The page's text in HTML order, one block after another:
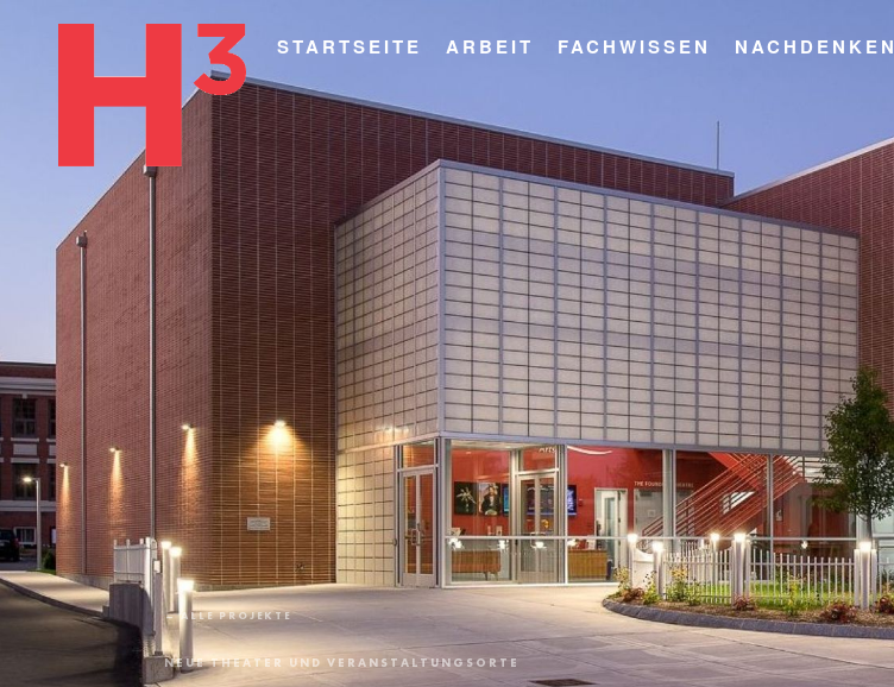
STARTSEITE ARBEIT FACHWISSEN NACHDENKEN
← ALLE PROJEKTE
NEUE THEATER UND VERANSTALTUNGSORTE